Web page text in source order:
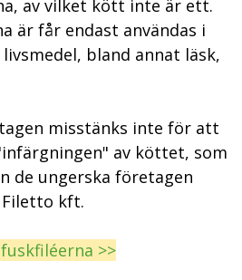
av vilket kött inte är ett.
är får endast användas i
bland annat läsk,
misstänks inte för att
av köttet, som
de ungerska företagen
kft.
>>